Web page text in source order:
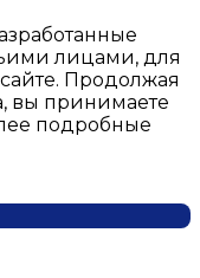
лицами, для
Продолжая
вы принимаете
подробные